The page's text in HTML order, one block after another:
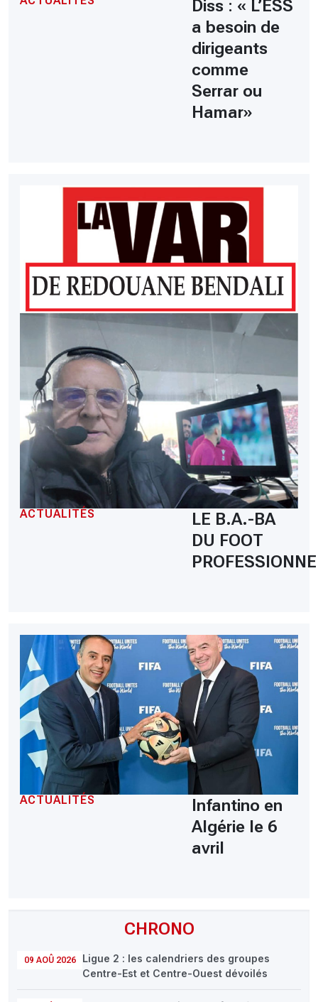
CHRONO
09 AOÛ 2026
Ligue 2 : les calendriers des groupes
Centre-Est et Centre-Ouest dévoilés
Diss : « L’ESS
a besoin de
dirigeants
comme
Serrar ou
Hamar»
ACTUALITÉS
LE B.A.-BA
DU FOOT
ACTUALITÉS
Infantino en
Algérie le 6
avril